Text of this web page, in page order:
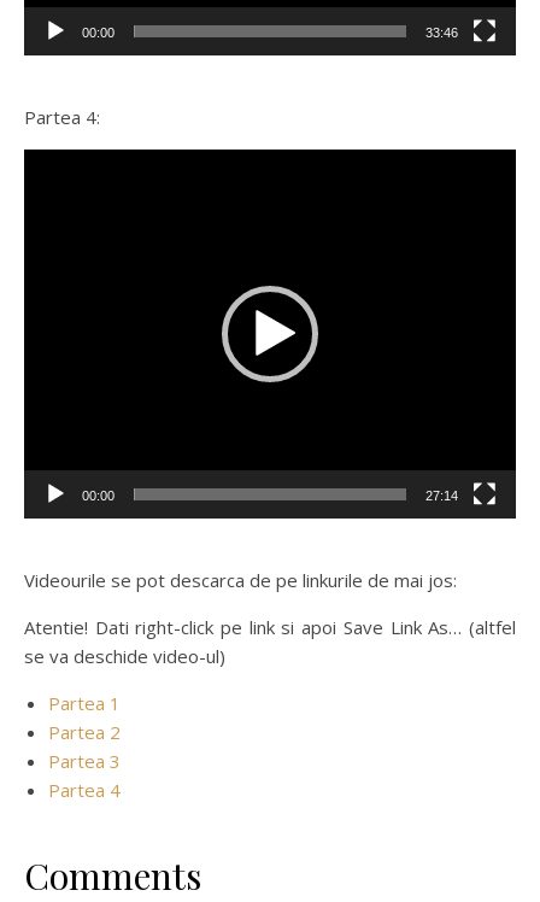
00:00 33:46
Partea 4:
00:00 27:14
Videourile se pot descarca de pe linkurile de mai jos:
Atentie! Dati right-click pe link si apoi Save Link As… (altfel
se va deschide video-ul)
Partea 1
Partea 2
Partea 3
Partea 4
Comments